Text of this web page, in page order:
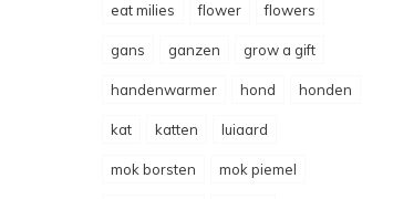
eat milies flower flowers
gans ganzen grow a gift
handenwarmer hond honden
kat katten luiaard
mok borsten mok piemel